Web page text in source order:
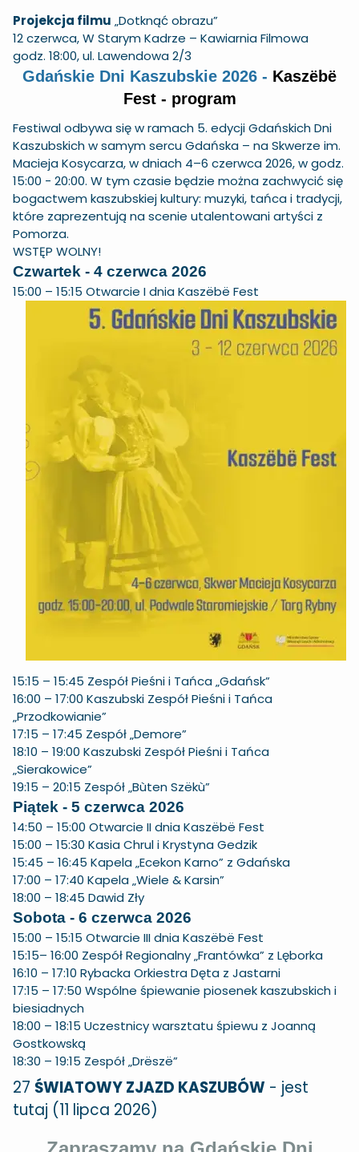
Projekcja filmu „Dotknąć obrazu”
12 czerwca, W Starym Kadrze – Kawiarnia Filmowa
godz. 18:00, ul. Lawendowa 2/3
Gdańskie Dni Kaszubskie 2026 - Kaszëbë
Fest - program
Festiwal odbywa się w ramach 5. edycji Gdańskich Dni
Kaszubskich w samym sercu Gdańska – na Skwerze im.
Macieja Kosycarza, w dniach 4–6 czerwca 2026, w godz.
15:00 - 20:00. W tym czasie będzie można zachwycić się
bogactwem kaszubskiej kultury: muzyki, tańca i tradycji,
które zaprezentują na scenie utalentowani artyści z
Pomorza.
WSTĘP WOLNY!
Czwartek - 4 czerwca 2026
15:00 – 15:15 Otwarcie I dnia Kaszëbë Fest
15:15 – 15:45 Zespół Pieśni i Tańca „Gdańsk”
16:00 – 17:00 Kaszubski Zespół Pieśni i Tańca
„Przodkowianie”
17:15 – 17:45 Zespół „Demore”
18:10 – 19:00 Kaszubski Zespół Pieśni i Tańca
„Sierakowice”
19:15 – 20:15 Zespół „Bùten Szëkù”
Piątek - 5 czerwca 2026
14:50 – 15:00 Otwarcie II dnia Kaszëbë Fest
15:00 – 15:30 Kasia Chrul i Krystyna Gedzik
15:45 – 16:45 Kapela „Ecekon Karno” z Gdańska
17:00 – 17:40 Kapela „Wiele & Karsin”
18:00 – 18:45 Dawid Zły
Sobota - 6 czerwca 2026
15:00 – 15:15 Otwarcie III dnia Kaszëbë Fest
15:15– 16:00 Zespół Regionalny „Frantówka” z Lęborka
16:10 – 17:10 Rybacka Orkiestra Dęta z Jastarni
17:15 – 17:50 Wspólne śpiewanie piosenek kaszubskich i
biesiadnych
18:00 – 18:15 Uczestnicy warsztatu śpiewu z Joanną
Gostkowską
18:30 – 19:15 Zespół „Drëszë”
27 ŚWIATOWY ZJAZD KASZUBÓW - jest
tutaj (11 lipca 2026)